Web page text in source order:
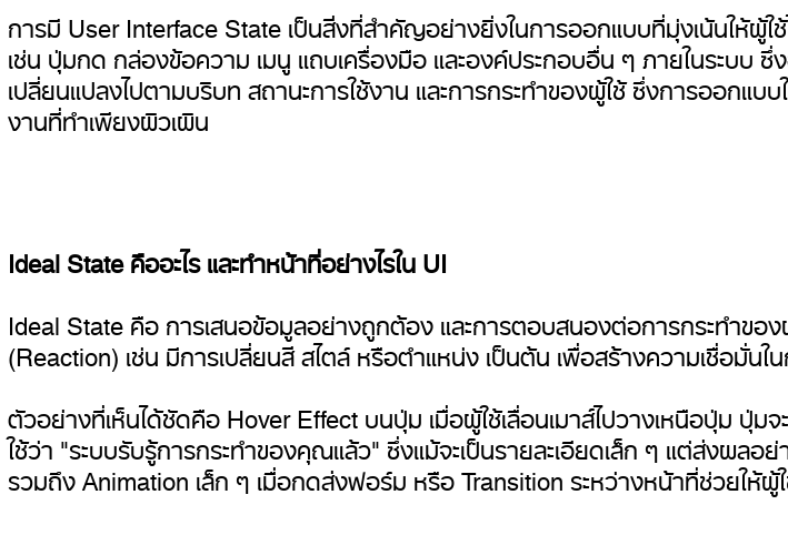
การมี User Interface State เป็นสิ่งที่สำคัญอย่างยิ่งในการออกแบบที่มุ่งเน้นให้ผู้
เช่น ปุ่มกด กล่องข้อความ เมนู แถบเครื่องมือ และองค์ประกอบอื่น ๆ ภายในระบบ
เปลี่ยนแปลงไปตามบริบท สถานะการใช้งาน และการกระทำของผู้ใช้ ซึ่งการออก
งานที่ทำเพียงผิวเผิน
Ideal State คืออะไร และทำหน้าที่อย่างไรใน UI
Ideal State คือ การเสนอข้อมูลอย่างถูกต้อง และการตอบสนองต่อการกระทำข
(Reaction) เช่น มีการเปลี่ยนสี สไตล์ หรือตำแหน่ง เป็นต้น เพื่อสร้างความเชื่อมั่นใ
ตัวอย่างที่เห็นได้ชัดคือ Hover Effect บนปุ่ม เมื่อผู้ใช้เลื่อนเมาส์ไปวางเหนือปุ่ม ปุ่
ใช้ว่า "ระบบรับรู้การกระทำของคุณแล้ว" ซึ่งแม้จะเป็นรายละเอียดเล็ก ๆ แต่ส่งผล
รวมถึง Animation เล็ก ๆ เมื่อกดส่งฟอร์ม หรือ Transition ระหว่างหน้าที่ช่วยให้ผู้ใ